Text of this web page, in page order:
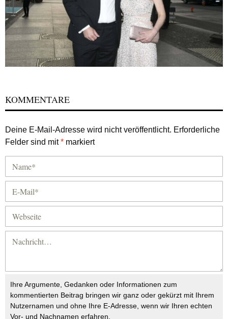
KOMMENTARE
Deine E-Mail-Adresse wird nicht veröffentlicht. Erforderliche
Felder sind mit* markiert
Ihre Argumente, Gedanken oder Informationen zum
kommentierten Beitrag bringen wir ganz oder gekürzt mit Ihrem
Nutzernamen und ohne Ihre E-Adresse, wenn wir Ihren echten
Vor- und Nachnamen erfahren.